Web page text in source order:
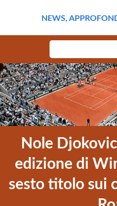
NEWS,
per:
Nole
edizione di
sesto titolo sui